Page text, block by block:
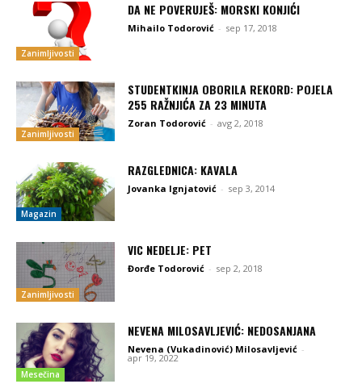
Zanimljivosti
DA NE POVERUJEŠ: MORSKI KONJIĆI
Mihailo Todorović - sep 17, 2018
Zanimljivosti
STUDENTKINJA OBORILA REKORD: POJELA
255 RAŽNJIĆA ZA 23 MINUTA
Zoran Todorović - avg 2, 2018
Magazin
RAZGLEDNICA: KAVALA
Jovanka Ignjatović - sep 3, 2014
Zanimljivosti
VIC NEDELJE: PET
Đorđe Todorović - sep 2, 2018
Mesečina
NEVENA MILOSAVLJEVIĆ: NEDOSANJANA
Nevena (Vukadinović) Milosavljević -
apr 19, 2022